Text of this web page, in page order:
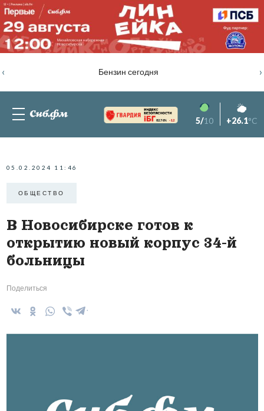
Бензин сегодня
‹ ›
82.76% -1.2 5/10 +26.1°C
05.02.2024 11:46
ОБЩЕСТВО
В Новосибирске готов к
открытию новый корпус 34-й
больницы
Поделиться